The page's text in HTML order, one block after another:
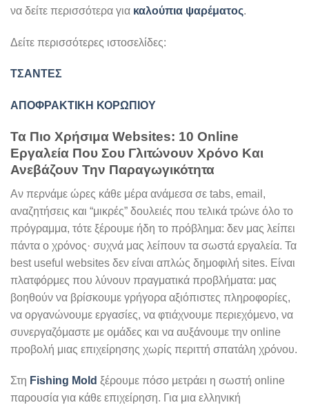
να δείτε περισσότερα για καλούπια ψαρέματος.
Δείτε περισσότερες ιστοσελίδες:
ΤΣΑΝΤΕΣ
ΑΠΟΦΡΑΚΤΙΚΗ ΚΟΡΩΠΙΟΥ
Τα Πιο Χρήσιμα Websites: 10 Online
Εργαλεία Που Σου Γλιτώνουν Χρόνο Και
Ανεβάζουν Την Παραγωγικότητα
Αν περνάμε ώρες κάθε μέρα ανάμεσα σε tabs, email,
αναζητήσεις και “μικρές” δουλειές που τελικά τρώνε όλο το
πρόγραμμα, τότε ξέρουμε ήδη το πρόβλημα: δεν μας λείπει
πάντα ο χρόνος· συχνά μας λείπουν τα σωστά εργαλεία. Τα
best useful websites δεν είναι απλώς δημοφιλή sites. Είναι
πλατφόρμες που λύνουν πραγματικά προβλήματα: μας
βοηθούν να βρίσκουμε γρήγορα αξιόπιστες πληροφορίες,
να οργανώνουμε εργασίες, να φτιάχνουμε περιεχόμενο, να
συνεργαζόμαστε με ομάδες και να αυξάνουμε την online
προβολή μιας επιχείρησης χωρίς περιττή σπατάλη χρόνου.
Στη Fishing Mold ξέρουμε πόσο μετράει η σωστή online
παρουσία για κάθε επιχείρηση. Για μια ελληνική